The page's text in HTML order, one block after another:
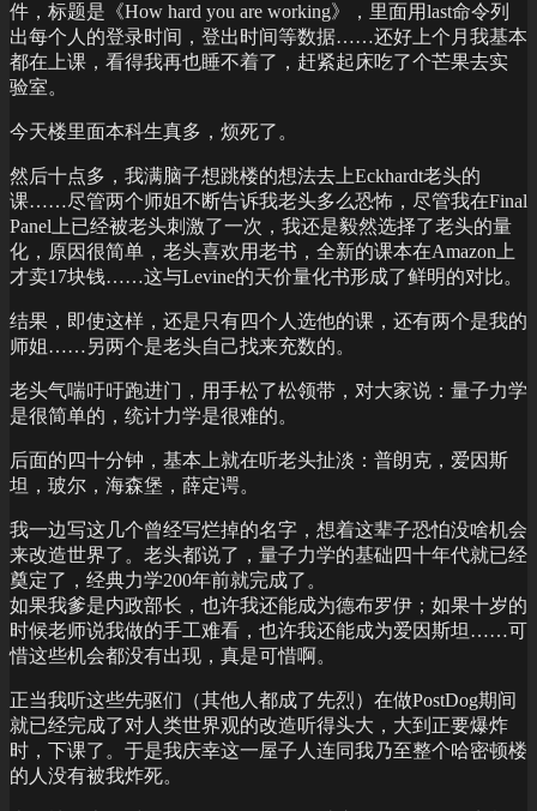
件，标题是《How hard you are working》，里面用last命令列
出每个人的登录时间，登出时间等数据……还好上个月我基本
都在上课，看得我再也睡不着了，赶紧起床吃了个芒果去实
验室。
今天楼里面本科生真多，烦死了。
然后十点多，我满脑子想跳楼的想法去上Eckhardt老头的
课……尽管两个师姐不断告诉我老头多么恐怖，尽管我在Final
Panel上已经被老头刺激了一次，我还是毅然选择了老头的量
化，原因很简单，老头喜欢用老书，全新的课本在Amazon上
才卖17块钱……这与Levine的天价量化书形成了鲜明的对比。
结果，即使这样，还是只有四个人选他的课，还有两个是我的
师姐……另两个是老头自己找来充数的。
老头气喘吁吁跑进门，用手松了松领带，对大家说：量子力学
是很简单的，统计力学是很难的。
后面的四十分钟，基本上就在听老头扯淡：普朗克，爱因斯
坦，玻尔，海森堡，薛定谔。
我一边写这几个曾经写烂掉的名字，想着这辈子恐怕没啥机会
来改造世界了。老头都说了，量子力学的基础四十年代就已经
奠定了，经典力学200年前就完成了。
如果我爹是内政部长，也许我还能成为德布罗伊；如果十岁的
时候老师说我做的手工难看，也许我还能成为爱因斯坦……可
惜这些机会都没有出现，真是可惜啊。
正当我听这些先驱们（其他人都成了先烈）在做PostDog期间
就已经完成了对人类世界观的改造听得头大，大到正要爆炸
时，下课了。于是我庆幸这一屋子人连同我乃至整个哈密顿楼
的人没有被我炸死。